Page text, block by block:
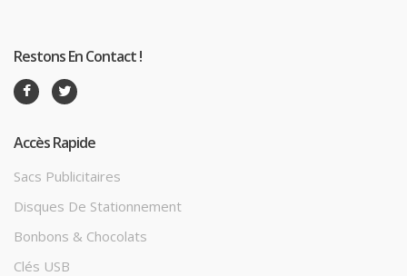
Restons En Contact !
Accès Rapide
Sacs Publicitaires
Disques De Stationnement
Bonbons & Chocolats
Clés USB